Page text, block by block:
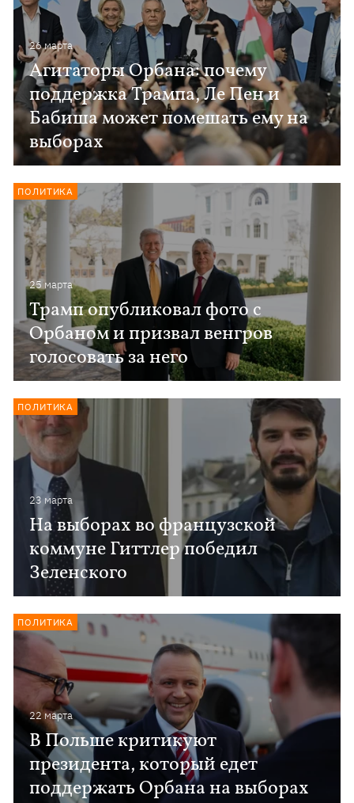
26 марта
Агитаторы Орбана: почему
поддержка Трампа, Ле Пен и
Бабиша может помешать ему на
выборах
25 марта
Трамп опубликовал фото с
Орбаном и призвал венгров
голосовать за него
ПОЛИТИКА
23 марта
На выборах во французской
коммуне Гиттлер победил
Зеленского
ПОЛИТИКА
22 марта
В Польше критикуют
президента, который едет
поддержать Орбана на выборах
ПОЛИТИКА